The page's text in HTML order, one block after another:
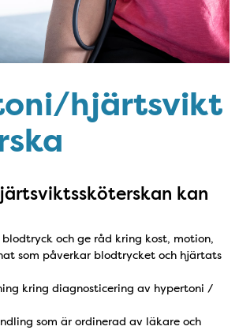
hjärtsvikt
kan
och ge råd kring kost, motion,
som påverkar blodtrycket och hjärtats
kring diagnosticering av hypertoni /
som är ordinerad av läkare och